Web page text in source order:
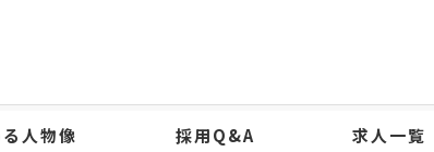
人物像 採用Q&A 求人一覧